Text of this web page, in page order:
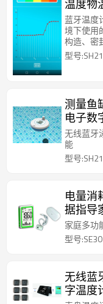
温度物
蓝牙温度
境下使用
构造、密
体和液体
验、厨房
型号
测量鱼
电子数
无线蓝牙
能
型号
电量消
据指导
家庭多功
型号
无线蓝
字温度